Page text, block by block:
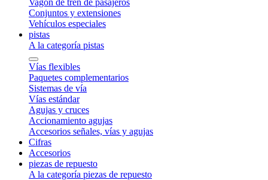
Vagón de tren de pasajeros
Conjuntos y extensiones
Vehículos especiales
pistas
A la categoría pistas
Vías flexibles
Paquetes complementarios
Sistemas de vía
Vías estándar
Agujas y cruces
Accionamiento agujas
Accesorios señales, vías y agujas
Cifras
Accesorios
piezas de repuesto
A la categoría piezas de repuesto